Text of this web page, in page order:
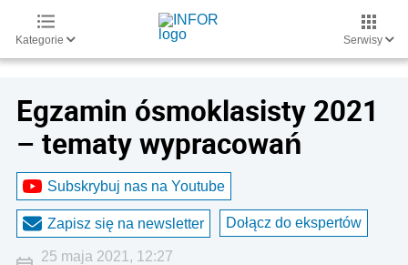
Kategorie Serwisy
Egzamin ósmoklasisty 2021
– tematy wypracowań
Subskrybuj nas na Youtube
Zapisz się na newsletter Dołącz do ekspertów
25 maja 2021, 12:27